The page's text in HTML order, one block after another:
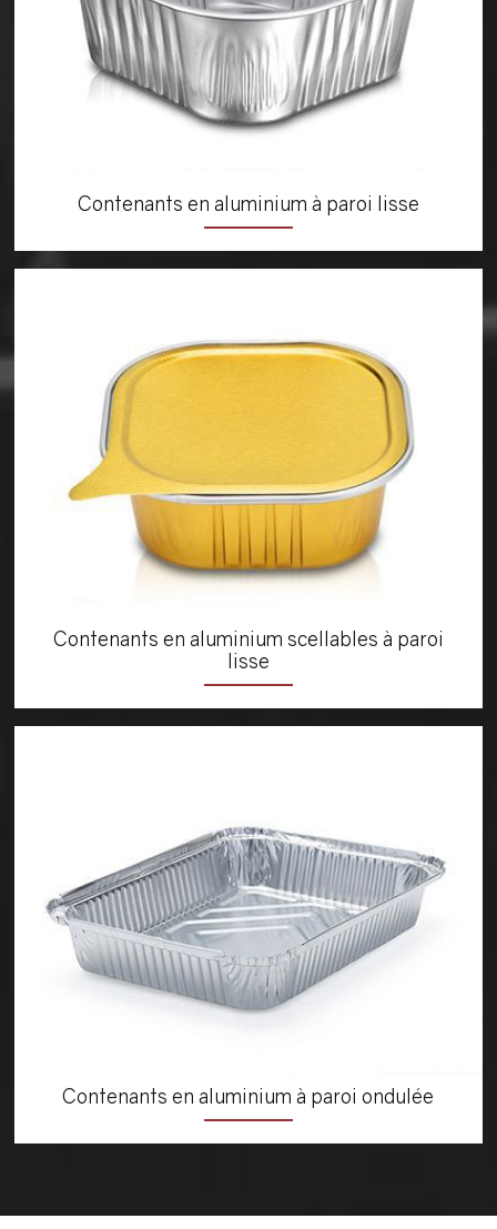
Contenants en aluminium à paroi lisse
Contenants en aluminium scellables à paroi
lisse
Contenants en aluminium à paroi ondulée